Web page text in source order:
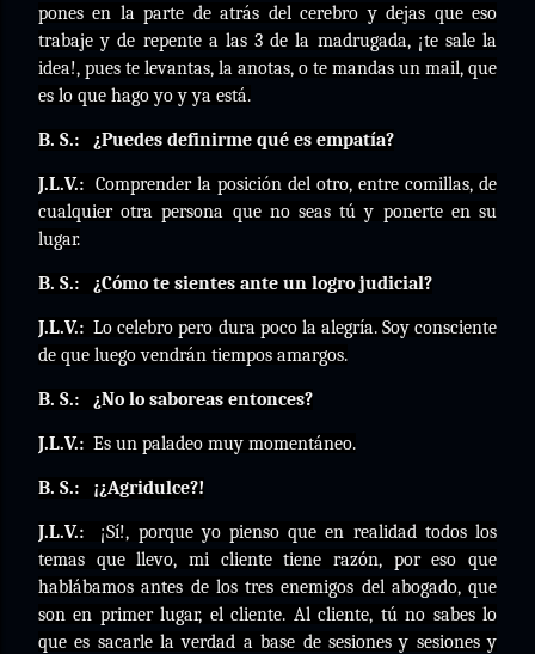
pones en la parte de atrás del cerebro y dejas que eso
trabaje y de repente a las 3 de la madrugada, ¡te sale la
idea!, pues te levantas, la anotas, o te mandas un mail, que
es lo que hago yo y ya está.
B. S.: ¿Puedes definirme qué es empatía?
J.L.V.: Comprender la posición del otro, entre comillas, de
cualquier otra persona que no seas tú y ponerte en su
lugar.
B. S.: ¿Cómo te sientes ante un logro judicial?
J.L.V.: Lo celebro pero dura poco la alegría. Soy consciente
de que luego vendrán tiempos amargos.
B. S.: ¿No lo saboreas entonces?
J.L.V.: Es un paladeo muy momentáneo.
B. S.: ¡¿Agridulce?!
J.L.V.:
¡Sí!, porque yo pienso que en realidad todos los
temas que llevo, mi cliente tiene razón, por eso que
hablábamos antes de los tres enemigos del abogado, que
son en primer lugar, el cliente. Al cliente, tú no sabes lo
que es sacarle la verdad a base de sesiones y sesiones y